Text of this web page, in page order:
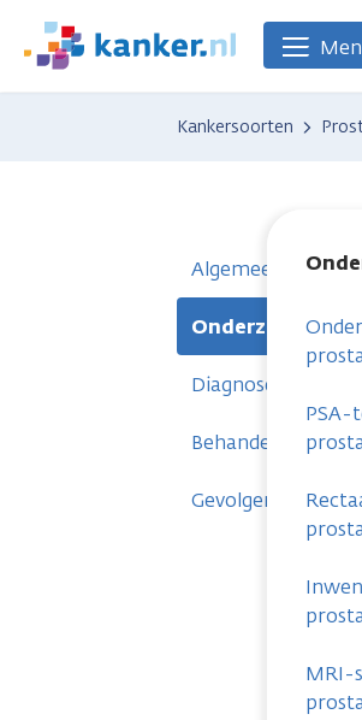
naar
We
zijn
Kankersoorten
Algemeen
Onderzoeken
PSA-
MRI-
Diagnose
Behandelingen
Gevolgen